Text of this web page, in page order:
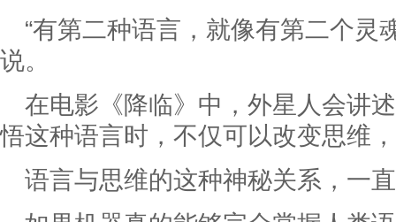
“有第二种语言，就像有第二个灵
说。
在电影《降临》中，外星人会讲
悟这种语言时，不仅可以改变思维
语言与思维的这种神秘关系，一